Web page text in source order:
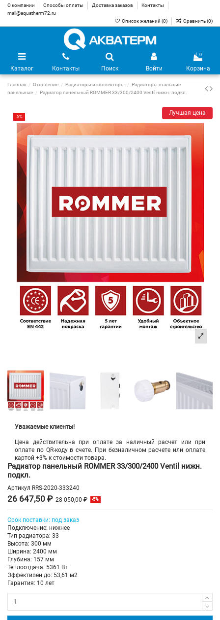
О компании Способы оплаты Доставка заказов
Контакты
mail@aquatherm72.ru
Список желаний (0) Сравнить (0)
Каталог Контакты Поиск Войти
0
Корзина
Главная Отопление Радиаторы и конвекторы
Радиаторы стальные
панельные
Радиатор панельный ROMMER 33/300/2400 Ventil нижн. подкл.
-5%
Лучшая цена
Уважаемые клиенты!
Цена действительна при оплате за наличный расчет или при
оплате по QR-коду в счете. При безналичном расчете или оплате
картой +3% к стоимости товара.
Радиатор панельный ROMMER 33/300/2400 Ventil нижн.
подкл.
Артикул RRS-2020-333240
26 647,50 ₽ 28 050,00 ₽ -5%
Срок поставки: под заказ
Подключение: нижнее
Тип радиатора: 33
Высота: 300 мм
Ширина: 2400 мм
Глубина: 157 мм
Теплоотдача: 5361 Вт
Эффективен до: 53,61 м2
Гарантия: 10 лет